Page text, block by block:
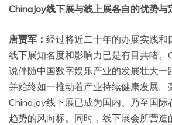
ChinaJoy线下展与线上展各自的优势与
唐贾军： 经过将近二十年的办展实践和
线下展知名度和影响力已是有目共睹。
说伴随中国数字娱乐产业的发展壮大一
并始终如一推动着产业持续健康发展。
ChinaJoy线下展已成为国内、乃至国际
趋势的风向标。同时，线下展会所营造